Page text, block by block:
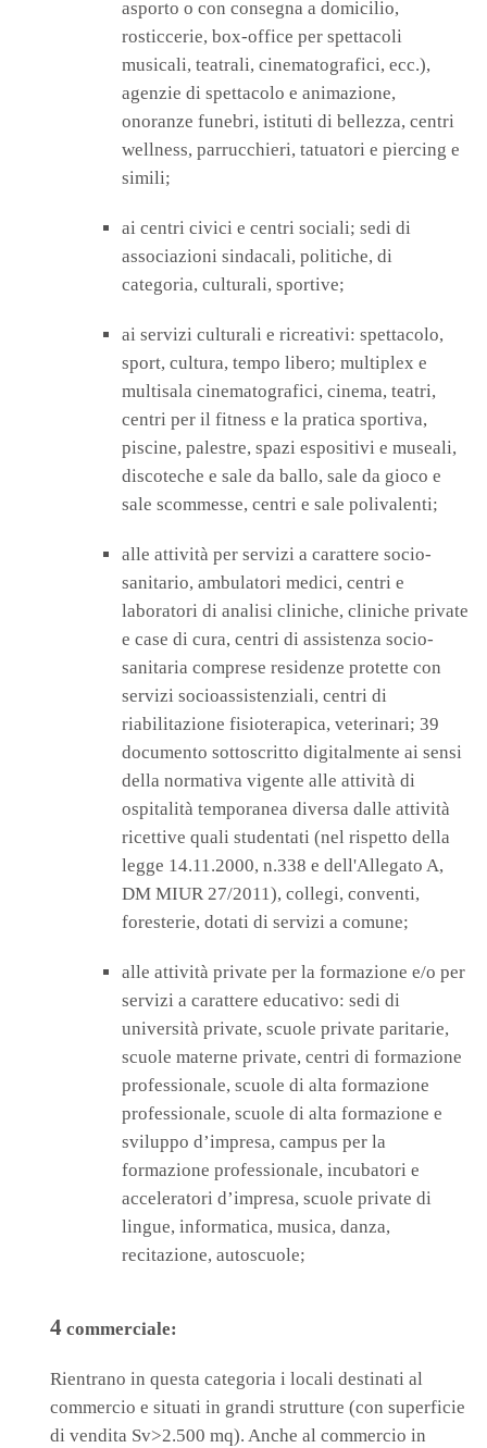
asporto o con consegna a domicilio,
rosticcerie, box-office per spettacoli
musicali, teatrali, cinematografici, ecc.),
agenzie di spettacolo e animazione,
onoranze funebri, istituti di bellezza, centri
wellness, parrucchieri, tatuatori e piercing e
simili;
ai centri civici e centri sociali; sedi di
associazioni sindacali, politiche, di
categoria, culturali, sportive;
ai servizi culturali e ricreativi: spettacolo,
sport, cultura, tempo libero; multiplex e
multisala cinematografici, cinema, teatri,
centri per il fitness e la pratica sportiva,
piscine, palestre, spazi espositivi e museali,
discoteche e sale da ballo, sale da gioco e
sale scommesse, centri e sale polivalenti;
alle attività per servizi a carattere socio-
sanitario, ambulatori medici, centri e
laboratori di analisi cliniche, cliniche private
e case di cura, centri di assistenza socio-
sanitaria comprese residenze protette con
servizi socioassistenziali, centri di
riabilitazione fisioterapica, veterinari; 39
documento sottoscritto digitalmente ai sensi
della normativa vigente alle attività di
ospitalità temporanea diversa dalle attività
ricettive quali studentati (nel rispetto della
legge 14.11.2000, n.338 e dell'Allegato A,
DM MIUR 27/2011), collegi, conventi,
foresterie, dotati di servizi a comune;
alle attività private per la formazione e/o per
servizi a carattere educativo: sedi di
università private, scuole private paritarie,
scuole materne private, centri di formazione
professionale, scuole di alta formazione
professionale, scuole di alta formazione e
sviluppo d’impresa, campus per la
formazione professionale, incubatori e
acceleratori d’impresa, scuole private di
lingue, informatica, musica, danza,
recitazione, autoscuole;
4 commerciale:
Rientrano in questa categoria i locali destinati al
commercio e situati in grandi strutture (con superficie
di vendita Sv>2.500 mq). Anche al commercio in